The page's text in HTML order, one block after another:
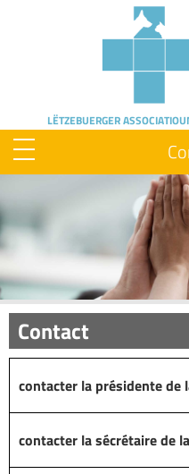
LËTZEBUERGER
Image
Contact
contacter la présidente de
contacter la sécrétaire de